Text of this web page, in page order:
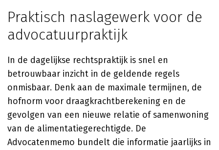
Praktisch naslagewerk voor de
advocatuurpraktijk
In de dagelijkse rechtspraktijk is snel en
betrouwbaar inzicht in de geldende regels
onmisbaar. Denk aan de maximale termijnen, de
hofnorm voor draagkrachtberekening en de
gevolgen van een nieuwe relatie of samenwoning
van de alimentatiegerechtigde. De
Advocatenmemo bundelt die informatie jaarlijks in